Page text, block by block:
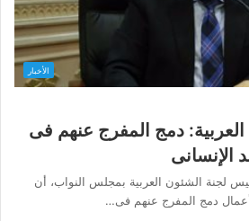
الأخبار
دمج المفرج عنهم فى
الإنسانى
لجنة الشئون العربية بمجلس النواب، أن
دمج المفرج عنهم فى…